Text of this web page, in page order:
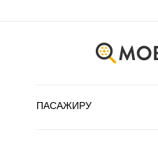
ПАСАЖИРУ